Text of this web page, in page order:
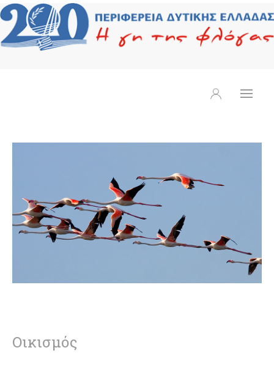
Οικισμός